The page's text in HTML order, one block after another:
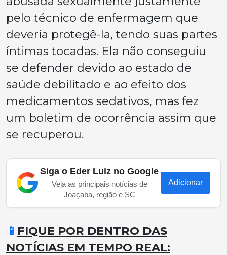
pelo técnico de enfermagem que
deveria protegê-la, tendo suas partes
íntimas tocadas. Ela não conseguiu
se defender devido ao estado de
saúde debilitado e ao efeito dos
medicamentos sedativos, mas fez
um boletim de ocorrência assim que
se recuperou.
Siga o Eder Luiz no Google
Veja as principais notícias de
Joaçaba, região e SC
Adicionar
📱 FIQUE POR DENTRO DAS
NOTÍCIAS EM TEMPO REAL: